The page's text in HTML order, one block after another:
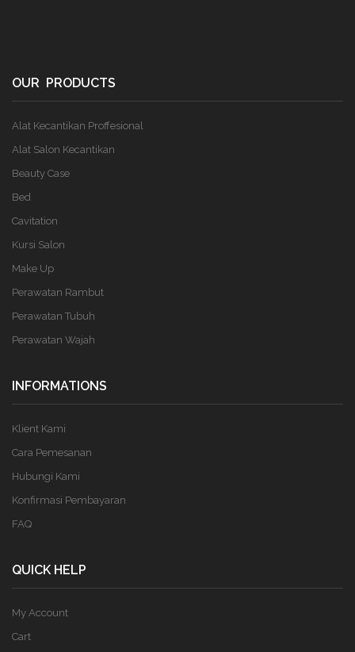
OUR PRODUCTS
Alat Kecantikan Proffesional
Alat Salon Kecantikan
Beauty Case
Bed
Cavitation
Kursi Salon
Make Up
Perawatan Rambut
Perawatan Tubuh
Perawatan Wajah
INFORMATIONS
Klient Kami
Cara Pemesanan
Hubungi Kami
Konfirmasi Pembayaran
FAQ
QUICK HELP
My Account
Cart